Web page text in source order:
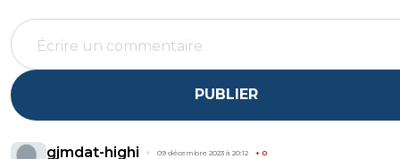
PUBLIER
gjmdat-highi 09 décembre 2023 à 20:12 + 0